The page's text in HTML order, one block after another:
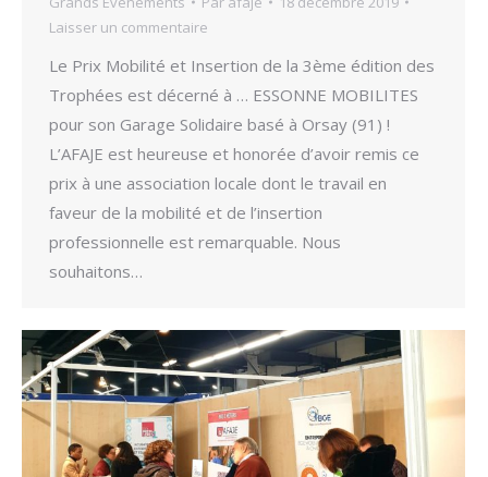
Laisser un commentaire
Le Prix Mobilité et Insertion de la 3ème édition des
Trophées est décerné à … ESSONNE MOBILITES
pour son Garage Solidaire basé à Orsay (91) !
L’AFAJE est heureuse et honorée d’avoir remis ce
prix à une association locale dont le travail en
faveur de la mobilité et de l’insertion
professionnelle est remarquable. Nous
souhaitons…